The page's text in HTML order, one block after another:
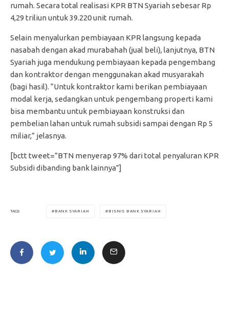
rumah. Secara total realisasi KPR BTN Syariah sebesar Rp
4,29 triliun untuk 39.220 unit rumah.
Selain menyalurkan pembiayaan KPR langsung kepada
nasabah dengan akad murabahah (jual beli), lanjutnya, BTN
Syariah juga mendukung pembiayaan kepada pengembang
dan kontraktor dengan menggunakan akad musyarakah
(bagi hasil). “Untuk kontraktor kami berikan pembiayaan
modal kerja, sedangkan untuk pengembang properti kami
bisa membantu untuk pembiayaan konstruksi dan
pembelian lahan untuk rumah subsidi sampai dengan Rp 5
miliar,” jelasnya.
[bctt tweet=”BTN menyerap 97% dari total penyaluran KPR
Subsidi dibanding bank lainnya”]
TAGS BANK SYARIAH BISNIS BANK SYARIAH